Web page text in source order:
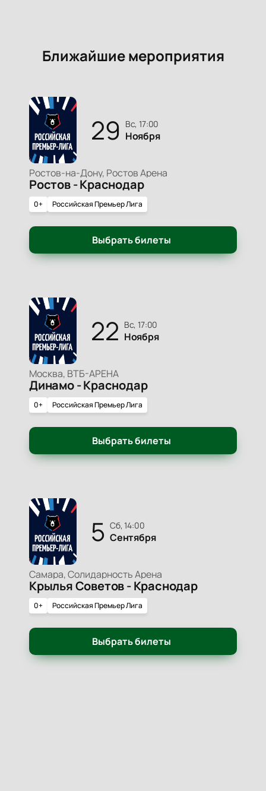
Ближайшие мероприятия
29 вс, 17:00
Ноября
Ростов-на-Дону, Ростов Арена
Ростов - Краснодар
0+ Российская Премьер Лига
Выбрать билеты
22 вс, 17:00
Ноября
Москва, ВТБ-АРЕНА
Динамо - Краснодар
0+ Российская Премьер Лига
Выбрать билеты
5 сб, 14:00
Сентября
Самара, Солидарность Арена
Крылья Советов - Краснодар
0+ Российская Премьер Лига
Выбрать билеты